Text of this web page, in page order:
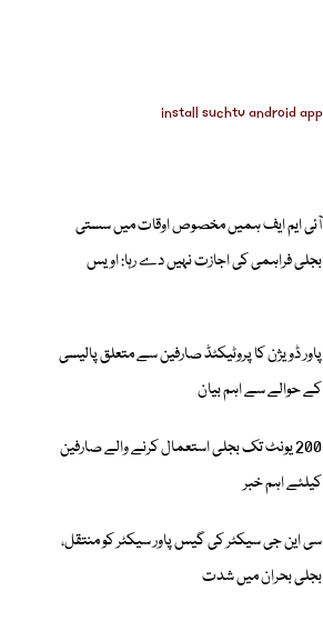
آئی ایم ایف ہمیں مخصوص اوقات میں سستی
بجلی فراہمی کی اجازت نہیں دے رہا: اویس
پاور ڈویژن کا پروٹیکٹڈ صارفین سے متعلق پالیسی
کے حوالے سے اہم بیان
200 یونٹ تک بجلی استعمال کرنے والے صارفین
کیلئے اہم خبر
سی این جی سیکٹر کی گیس پاور سیکٹر کو منتقل،
بجلی بحران میں شدت